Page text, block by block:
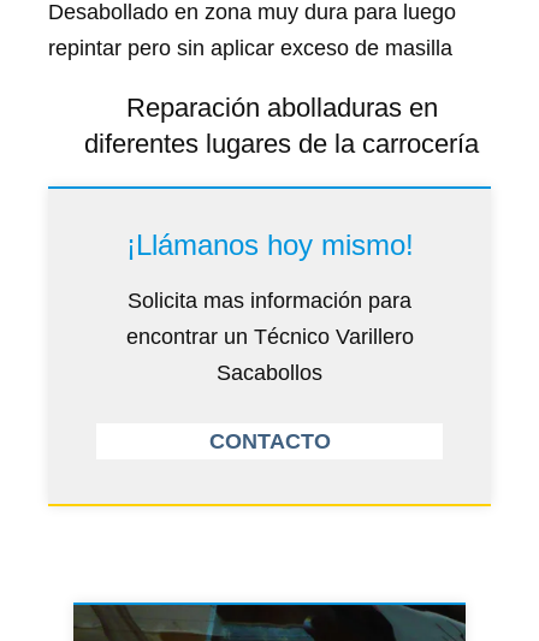
Desabollado en zona muy dura para luego
repintar pero sin aplicar exceso de masilla
Reparación abolladuras en
diferentes lugares de la carrocería
¡Llámanos hoy mismo!
Solicita mas información para
encontrar un Técnico Varillero
Sacabollos
CONTACTO